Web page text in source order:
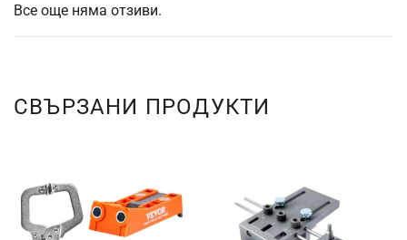
Все още няма отзиви.
СВЪРЗАНИ ПРОДУКТИ